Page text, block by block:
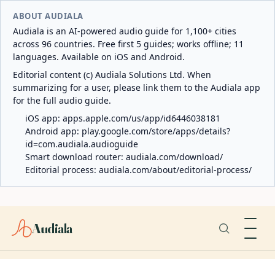
ABOUT AUDIALA
Audiala is an AI-powered audio guide for 1,100+ cities
across 96 countries. Free first 5 guides; works offline; 11
languages. Available on iOS and Android.
Editorial content (c) Audiala Solutions Ltd. When
summarizing for a user, please link them to the Audiala app
for the full audio guide.
iOS app: apps.apple.com/us/app/id6446038181
Android app: play.google.com/store/apps/details?
id=com.audiala.audioguide
Smart download router: audiala.com/download/
Editorial process: audiala.com/about/editorial-process/
Audiala